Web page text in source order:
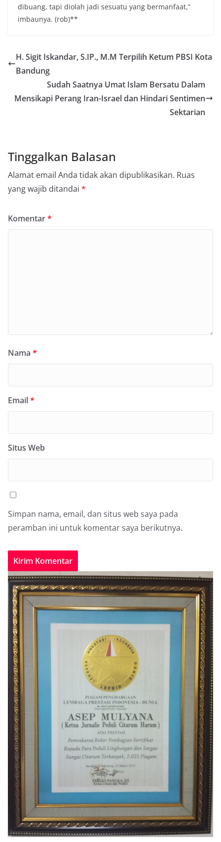
dibuang, tapi diolah jadi sesuatu yang bermanfaat,”
imbaunya. (rob)**
H. Sigit Iskandar, S.IP., M.M Terpilih Ketum PBSI Kota
Bandung
Sudah Saatnya Umat Islam Bersatu Dalam
Mensikapi Perang Iran-Israel dan Hindari Sentimen
Sektarian
Tinggalkan Balasan
Alamat email Anda tidak akan dipublikasikan. Ruas
yang wajib ditandai *
Komentar*
Nama *
Email*
Situs Web
Simpan nama, email, dan situs web saya pada
peramban ini untuk komentar saya berikutnya.